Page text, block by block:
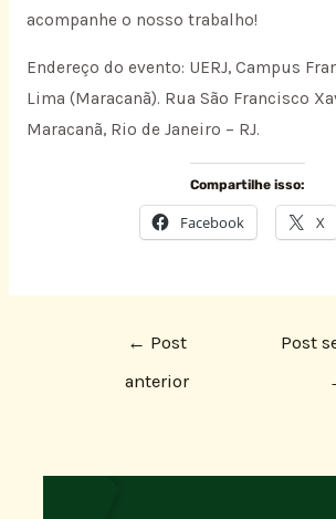
acompanhe o nosso trabalho!
Endereço do evento: UERJ, Campus
Lima (Maracanã). Rua São Francisco
Maracanã, Rio de Janeiro – RJ.
Compartilhe isso:
Facebook X
← Post
anterior
Post